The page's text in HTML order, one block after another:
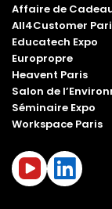
Affaire de
All4Customer
Educatech Expo
Europropre
Heavent Paris
Salon de
Séminaire Expo
Workspace Paris